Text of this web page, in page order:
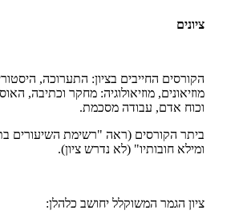
ציונים
הקורסים החייבים בציון: התערוכה,
מוזיאונים, מוזיאולוגיה: מחקר וכתיבה,
וכוח אדם, עבודה מסכמת.
ביתר הקורסים (ראה "רשימת השיעורים
ומילא חובותיו" (לא נדרש ציון).
ציון הגמר המשוקלל יחושב כלהלן: